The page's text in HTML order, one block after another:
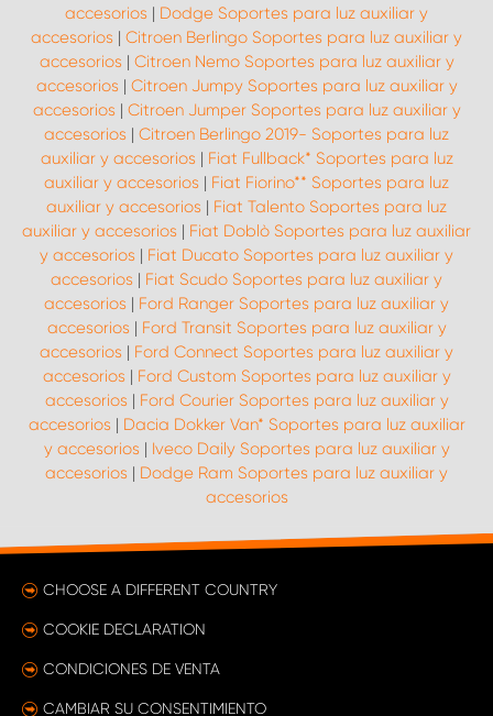
accesorios | Dodge Soportes para luz auxiliar y
accesorios | Citroen Berlingo Soportes para luz auxiliar y
accesorios | Citroen Nemo Soportes para luz auxiliar y
accesorios | Citroen Jumpy Soportes para luz auxiliar y
accesorios | Citroen Jumper Soportes para luz auxiliar y
accesorios | Citroen Berlingo 2019- Soportes para luz
auxiliar y accesorios | Fiat Fullback* Soportes para luz
auxiliar y accesorios | Fiat Fiorino** Soportes para luz
auxiliar y accesorios | Fiat Talento Soportes para luz
auxiliar y accesorios | Fiat Doblò Soportes para luz auxiliar
y accesorios | Fiat Ducato Soportes para luz auxiliar y
accesorios | Fiat Scudo Soportes para luz auxiliar y
accesorios | Ford Ranger Soportes para luz auxiliar y
accesorios | Ford Transit Soportes para luz auxiliar y
accesorios | Ford Connect Soportes para luz auxiliar y
accesorios | Ford Custom Soportes para luz auxiliar y
accesorios | Ford Courier Soportes para luz auxiliar y
accesorios | Dacia Dokker Van* Soportes para luz auxiliar
y accesorios | Iveco Daily Soportes para luz auxiliar y
accesorios | Dodge Ram Soportes para luz auxiliar y
accesorios
CHOOSE A DIFFERENT COUNTRY
COOKIE DECLARATION
CONDICIONES DE VENTA
CAMBIAR SU CONSENTIMIENTO